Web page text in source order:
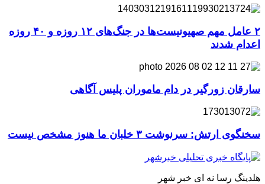
۲ عامل مهم صهیونیست‌ها در جنگ‌های ۱۲ روزه و ۴۰ روزه
اعدام شدند
سارقان زورگیر در دام ماموران پلیس آگاهی
سخنگوی ارتش: سرنوشت ۳ خلبان ما هنوز مشخص نیست
هلدینگ رسا نه ای خبر شهر